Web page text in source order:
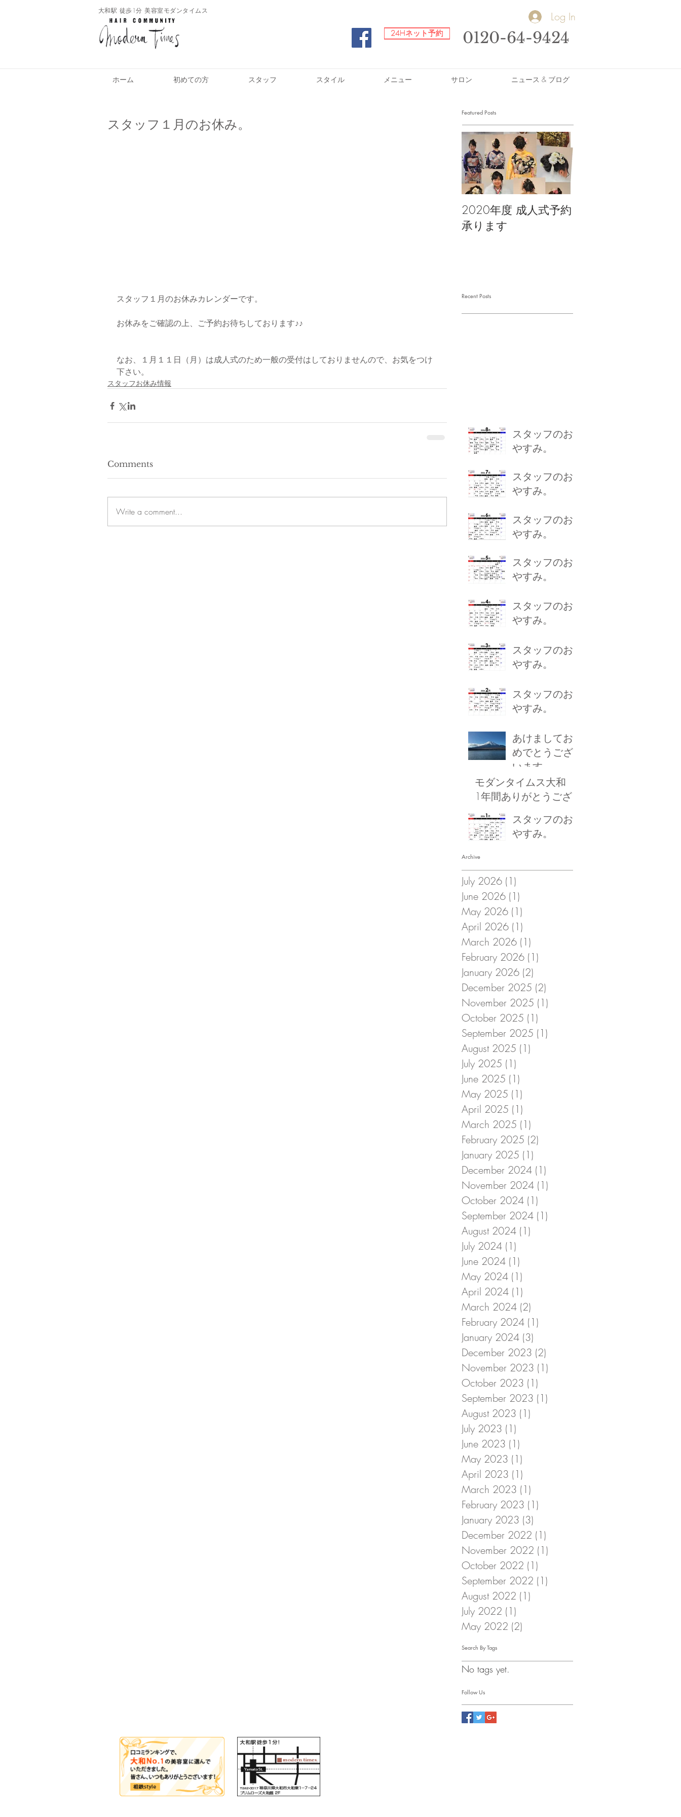
​大和駅 徒歩1分 美容室モダンタイムス Log In
24Hネット予約
24Hネット予約 0120-64-9424
ホーム 初めての方 スタッフ スタイル メニュー サロン ニュース & ブログ
スタッフ１月のお休み。
スタッフ１月のお休みカレンダーです。
お休みをご確認の上、ご予約お待ちしております♪♪
なお、１月１１日（月）は成人式のため一般の受付はしておりませんので、お気をつけ
下さい。
スタッフお休み情報
Comments
Write a comment...
Featured Posts
2020年度 成人式予約
承ります
Recent Posts
スタッフのお
やすみ。
スタッフのお
やすみ。
スタッフのお
やすみ。
スタッフのお
やすみ。
スタッフのお
やすみ。
スタッフのお
やすみ。
スタッフのお
やすみ。
あけましてお
めでとうござ
います
モダンタイムス大和
1年間ありがとうござ
いました！
スタッフのお
やすみ。
Archive
July 2026 (1)
June 2026 (1)
May 2026 (1)
April 2026 (1)
March 2026 (1)
February 2026 (1)
January 2026 (2)
December 2025 (2)
November 2025 (1)
October 2025 (1)
September 2025 (1)
August 2025 (1)
July 2025 (1)
June 2025 (1)
May 2025 (1)
April 2025 (1)
March 2025 (1)
February 2025 (2)
January 2025 (1)
December 2024 (1)
November 2024 (1)
October 2024 (1)
September 2024 (1)
August 2024 (1)
July 2024 (1)
June 2024 (1)
May 2024 (1)
April 2024 (1)
March 2024 (2)
February 2024 (1)
January 2024 (3)
December 2023 (2)
November 2023 (1)
October 2023 (1)
September 2023 (1)
August 2023 (1)
July 2023 (1)
June 2023 (1)
May 2023 (1)
April 2023 (1)
March 2023 (1)
February 2023 (1)
January 2023 (3)
December 2022 (1)
November 2022 (1)
October 2022 (1)
September 2022 (1)
August 2022 (1)
July 2022 (1)
May 2022 (2)
Search By Tags
No tags yet.
Follow Us